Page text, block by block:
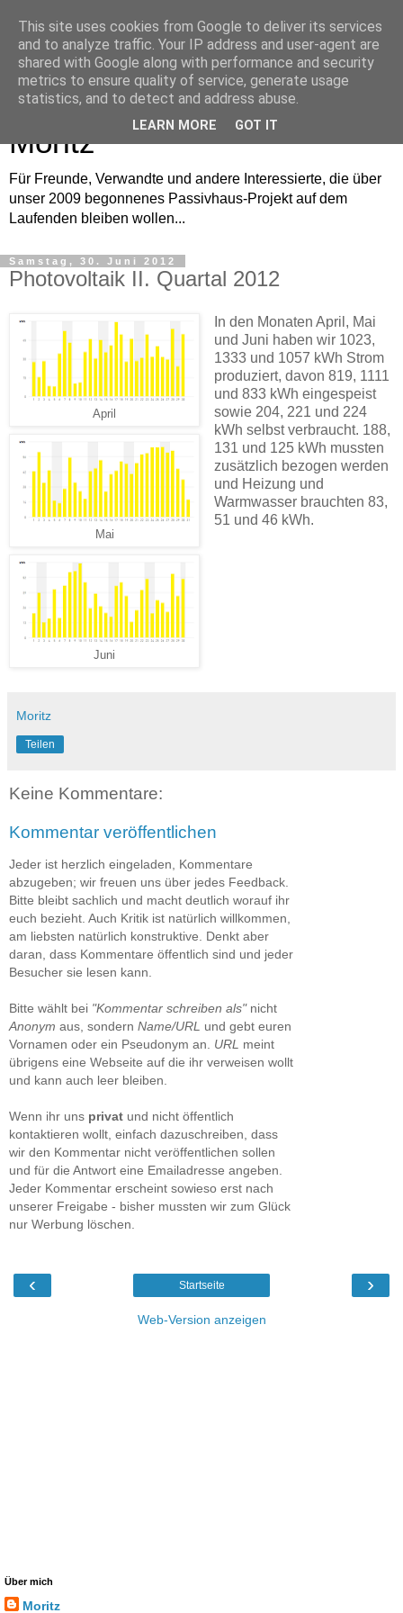
Bautagebuch von Anne und
Moritz
Für Freunde, Verwandte und andere Interessierte, die über
unser 2009 begonnenes Passivhaus-Projekt auf dem
Laufenden bleiben wollen...
Samstag, 30. Juni 2012
Photovoltaik II. Quartal 2012
April
Mai
Juni
In den Monaten April, Mai
und Juni haben wir 1023,
1333 und 1057 kWh Strom
produziert, davon 819, 1111
und 833 kWh eingespeist
sowie 204, 221 und 224
kWh selbst verbraucht. 188,
131 und 125 kWh mussten
zusätzlich bezogen werden
und Heizung und
Warmwasser brauchten 83,
51 und 46 kWh.
Moritz
Teilen
Keine Kommentare:
Kommentar veröffentlichen
Jeder ist herzlich eingeladen, Kommentare
abzugeben; wir freuen uns über jedes Feedback.
Bitte bleibt sachlich und macht deutlich worauf ihr
euch bezieht. Auch Kritik ist natürlich willkommen,
am liebsten natürlich konstruktive. Denkt aber
daran, dass Kommentare öffentlich sind und jeder
Besucher sie lesen kann.
Bitte wählt bei "Kommentar schreiben als"nicht
Anonym aus, sondern Name/URL und gebt euren
Vornamen oder ein Pseudonym an. URL meint
übrigens eine Webseite auf die ihr verweisen wollt
und kann auch leer bleiben.
Wenn ihr uns privat und nicht öffentlich
kontaktieren wollt, einfach dazuschreiben, dass
wir den Kommentar nicht veröffentlichen sollen
und für die Antwort eine Emailadresse angeben.
Jeder Kommentar erscheint sowieso erst nach
unserer Freigabe - bisher mussten wir zum Glück
nur Werbung löschen.
‹ ›
Startseite
Web-Version anzeigen
Über mich
Moritz
This site uses cookies from Google to deliver its services
and to analyze traffic. Your IP address and user-agent are
shared with Google along with performance and security
metrics to ensure quality of service, generate usage
statistics, and to detect and address abuse.
LEARN MORE GOT IT